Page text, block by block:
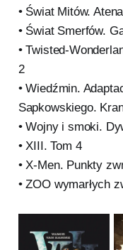
• Świat Mitów. Atena
• Świat Smerfów.
• Twisted-
2
• Wiedźmin.
Sapkowskiego.
• Wojny i smoki.
• XIII. Tom 4
• X-Men. Punkty
• ZOO wymarłych